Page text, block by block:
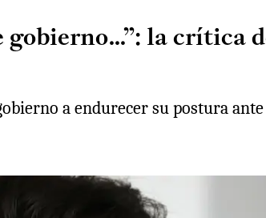
gobierno...”: la crítica
a endurecer su postura ante